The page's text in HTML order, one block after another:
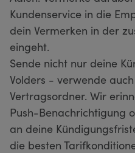
Kundenservice in die
dein Vermerken in der
eingeht.
Sende nicht nur deine
Volders - verwende
Vertragsordner. Wir
Push-Benachrichtigung
an deine
die besten